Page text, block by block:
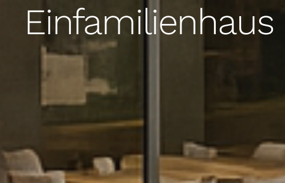
Einfamilienhaus